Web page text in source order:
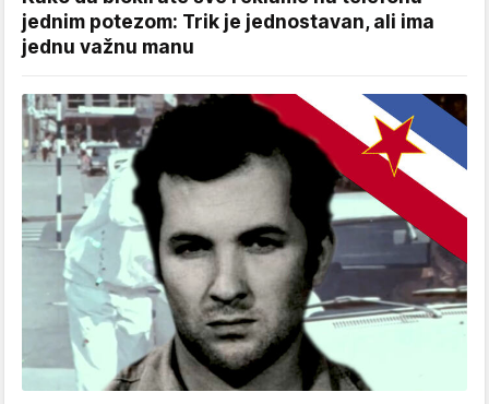
jednim potezom: Trik je jednostavan, ali ima
jednu važnu manu